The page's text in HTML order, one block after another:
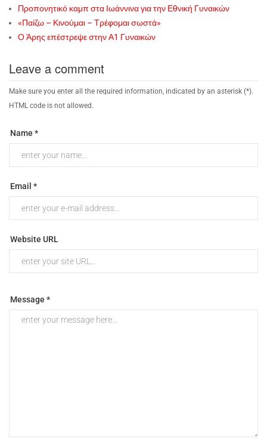
Προπονητικό καμπ στα Ιωάννινα για την Εθνική Γυναικών
«Παίζω – Κινούμαι – Τρέφομαι σωστά»
Ο Άρης επέστρεψε στην Α1 Γυναικών
Leave a comment
Make sure you enter all the required information, indicated by an asterisk (*).
HTML code is not allowed.
Name *
Email *
Website URL
Message *